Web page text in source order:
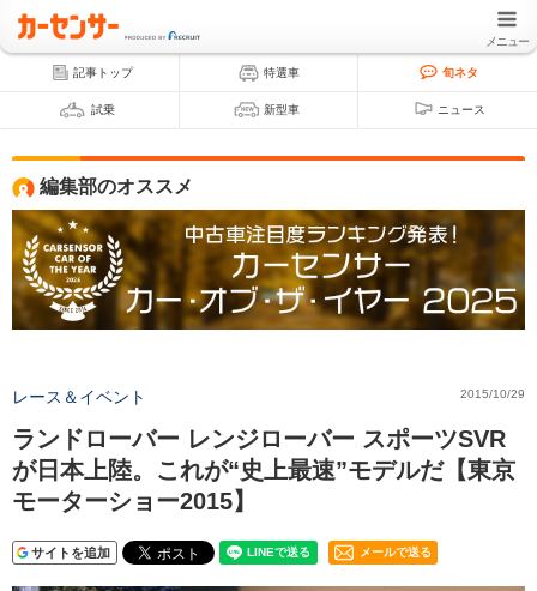
メニュー
記事トップ 特選車 旬ネタ
試乗 新型車 ニュース
編集部のオススメ
レース＆イベント 2015/10/29
ランドローバー レンジローバー スポーツSVR
が日本上陸。これが“史上最速”モデルだ【東京
モーターショー2015】
サイトを追加 メールで送る